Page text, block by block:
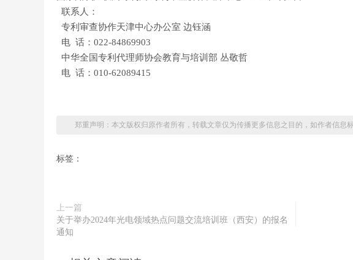
联系人：
专利审查协作天津中心办公室 边钰涵
电 话：022-84869903
中华全国专利代理师协会教育与培训部 丛敬哲
电 话：010-62089415
郑重声明：本文版权归原作者所有，转载文章仅为传播更多信息之目的，如作者信息
标签：
上一篇
关于举办2024年光电领域热点问题交流培训班（西安）的报名
通知